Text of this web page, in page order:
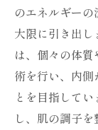
のエネルギー
大限に引き出
は、個々の体
術を行い、内
とを目指して
し、肌の調子